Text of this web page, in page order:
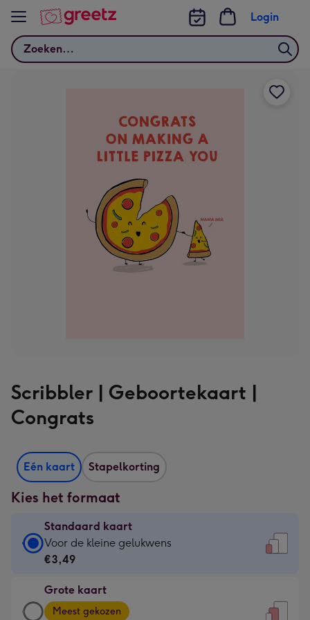
Bekijk meer
Zoeken
Login
Scribbler | Geboortekaart |
Congrats
Eén kaart Stapelkorting
Kies het formaat
Standaard kaart
Standaard
kaart
€3,49
-
Voor de kleine gelukwens
€3,49
Grote kaart
Grote
Meest gekozen